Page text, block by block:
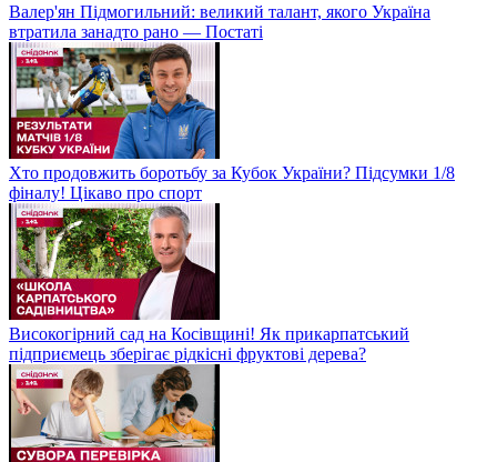
Валер'ян Підмогильний: великий талант, якого Україна
втратила занадто рано — Постаті
Хто продовжить боротьбу за Кубок України? Підсумки 1/8
фіналу! Цікаво про спорт
Високогірний сад на Косівщині! Як прикарпатський
підприємець зберігає рідкісні фруктові дерева?